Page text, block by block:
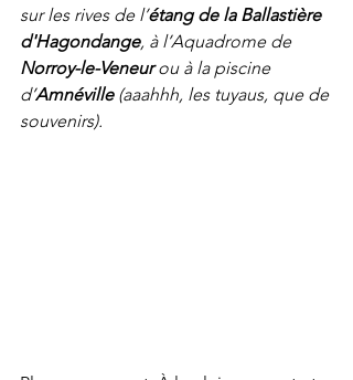
sur les rives de l’étang de la Ballastière
d'Hagondange, à l’Aquadrome de
Norroy-le-Veneur ou à la piscine
d’Amnéville (aaahhh, les tuyaus, que de
souvenirs).